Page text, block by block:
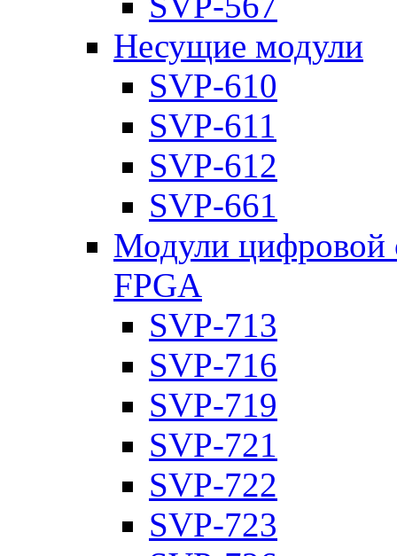
Несущие модули
SVP-610
SVP-611
SVP-612
SVP-661
Модули цифровой
FPGA
SVP-713
SVP-716
SVP-719
SVP-721
SVP-722
SVP-723